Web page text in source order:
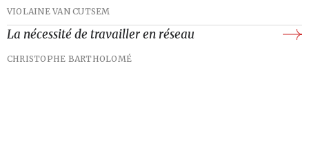
VIOLAINE VAN CUTSEM
La nécessité de travailler en réseau
CHRISTOPHE BARTHOLOMÉ